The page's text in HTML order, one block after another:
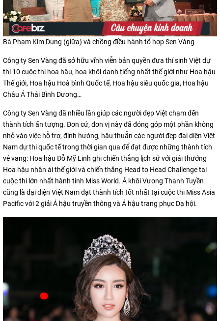
Bà Phạm Kim Dung (giữa) và chồng điều hành tổ hợp Sen Vàng
Công ty Sen Vàng đã sở hữu vĩnh viễn bản quyền đưa thí sinh Việt dự
thi 10 cuộc thi hoa hậu, hoa khôi danh tiếng nhất thế giới như Hoa hậu
Thế giới, Hoa hậu Hoà bình Quốc tế, Hoa hậu siêu quốc gia, Hoa hậu
Châu Á Thái Bình Dương…
Công ty Sen Vàng đã nhiều lần giúp các người đẹp Việt chạm đến
thành tích ấn tượng. Đơn cử, đơn vị này đã đóng góp một phần không
nhỏ vào việc hỗ trợ, định hướng, hậu thuẫn các người đẹp đại diện Việt
Nam dự thi quốc tế trong thời gian qua để đạt được những thành tích
vẻ vang: Hoa hậu Đỗ Mỹ Linh ghi chiến thắng lịch sử với giải thưởng
Hoa hậu nhân ái thế giới và chiến thắng Head to Head Challenge tại
cuộc thi lớn nhất hành tinh Miss World. Á khôi Vương Thanh Tuyền
cũng là đại diện Việt Nam đạt thành tích tốt nhất tại cuộc thi Miss Asia
Pacific với 2 giải Á hậu truyền thông và Á hậu trang phục Dạ hội.